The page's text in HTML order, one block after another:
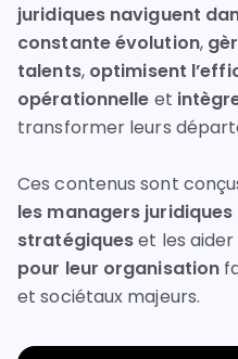
juridiques naviguent
constante évolution,
talents, optimisent
opérationnelle et
transformer leurs
Ces contenus sont
les managers
stratégiqueset les aider
pour leur organisation
et sociétaux majeurs.